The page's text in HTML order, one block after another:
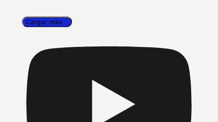
Cargar más...